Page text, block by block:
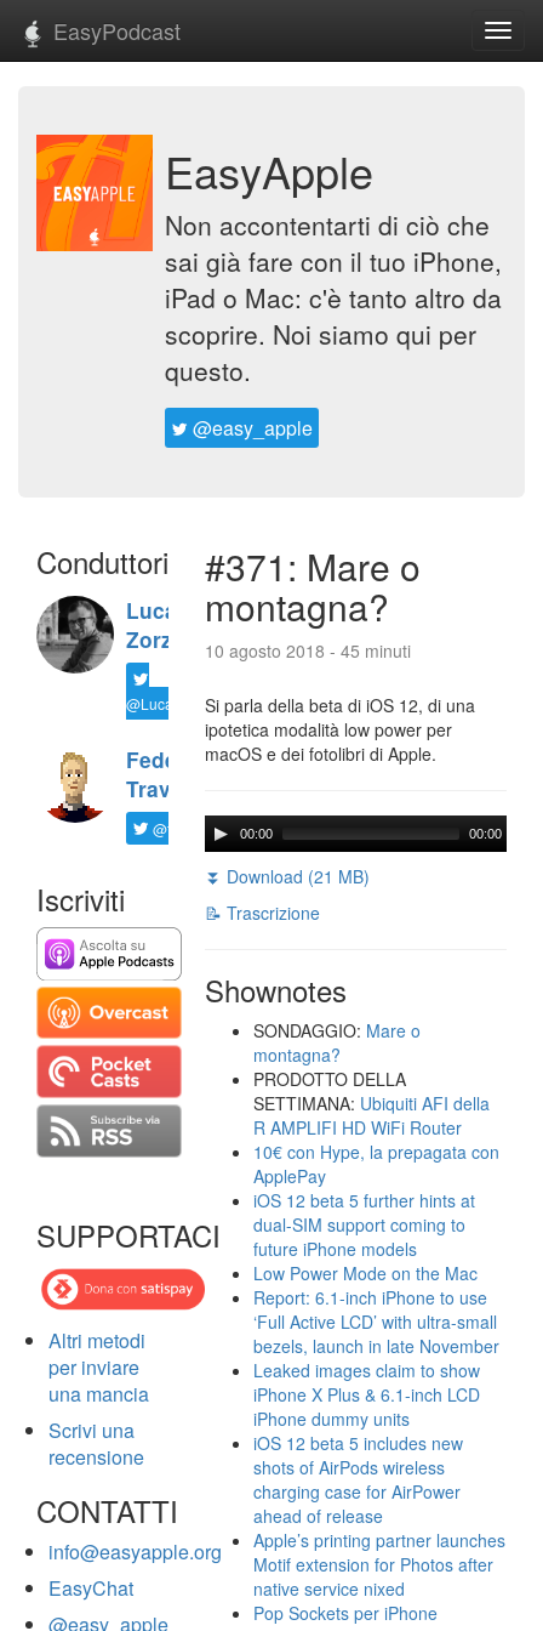
EasyPodcast
EasyApple
Non accontentarti di ciò che
sai già fare con il tuo iPhone,
iPad o Mac: c'è tanto altro da
scoprire. Noi siamo qui per
questo.
@easy_apple
Conduttori
Luca
Zorzi
@LucaTNT
Federico
Travaini
@ftrava
Iscriviti
SUPPORTACI
Altri metodi
per inviare
una mancia
Scrivi una
recensione
CONTATTI
info@easyapple.org
EasyChat
@easy_apple
#371: Mare o
montagna?
10 agosto 2018 - 45 minuti
Si parla della beta di iOS 12, di una
ipotetica modalità low power per
macOS e dei fotolibri di Apple.
00:00 00:00
⏬ Download (21 MB)
📝 Trascrizione
Shownotes
SONDAGGIO: Mare o
montagna?
PRODOTTO DELLA
SETTIMANA: Ubiquiti AFI della
R AMPLIFI HD WiFi Router
10€ con Hype, la prepagata con
ApplePay
iOS 12 beta 5 further hints at
dual-SIM support coming to
future iPhone models
Low Power Mode on the Mac
Report: 6.1-inch iPhone to use
‘Full Active LCD’ with ultra-small
bezels, launch in late November
Leaked images claim to show
iPhone X Plus & 6.1-inch LCD
iPhone dummy units
iOS 12 beta 5 includes new
shots of AirPods wireless
charging case for AirPower
ahead of release
Apple’s printing partner launches
Motif extension for Photos after
native service nixed
Pop Sockets per iPhone